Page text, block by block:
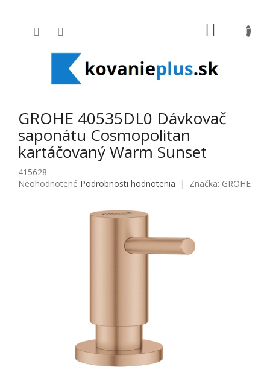
GROHE 40535DL0 Dávkovač
saponátu Cosmopolitan
kartáčovaný Warm Sunset
415628
Priemerné hodnotenie produktu je 0,0 z 5 hviezdičiek.
Neohodnotené Podrobnosti hodnotenia Značka: GROHE